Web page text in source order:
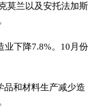
莫兰以及安托法加斯
业下降7.8%。10月份
品和材料生产减少造